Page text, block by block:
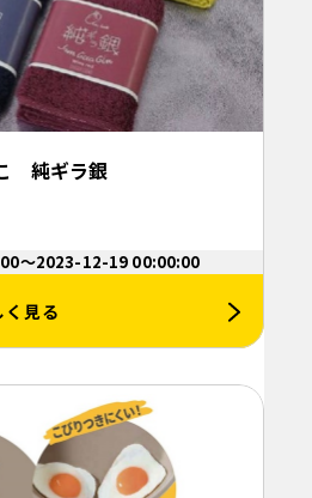
純ギラ銀
～2023-12-19 00:00:00
く見る